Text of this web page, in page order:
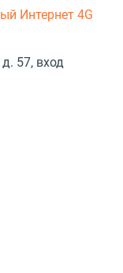
Интернет 4G
57, вход